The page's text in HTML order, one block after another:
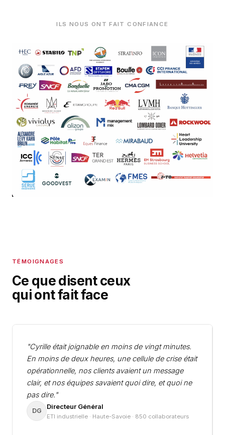
ILS NOUS ONT FAIT CONFIANCE
TÉMOIGNAGES
Ce que disent ceux
qui ont fait face
"Cyrille était joignable en moins de vingt minutes.
En moins de deux heures, une cellule de crise était
opérationnelle, nos clients avaient un message
clair, et nos équipes savaient quoi dire, et quoi ne
pas dire."
DG
Directeur Général
ETI industrielle · Haute-Savoie · 850 collaborateurs